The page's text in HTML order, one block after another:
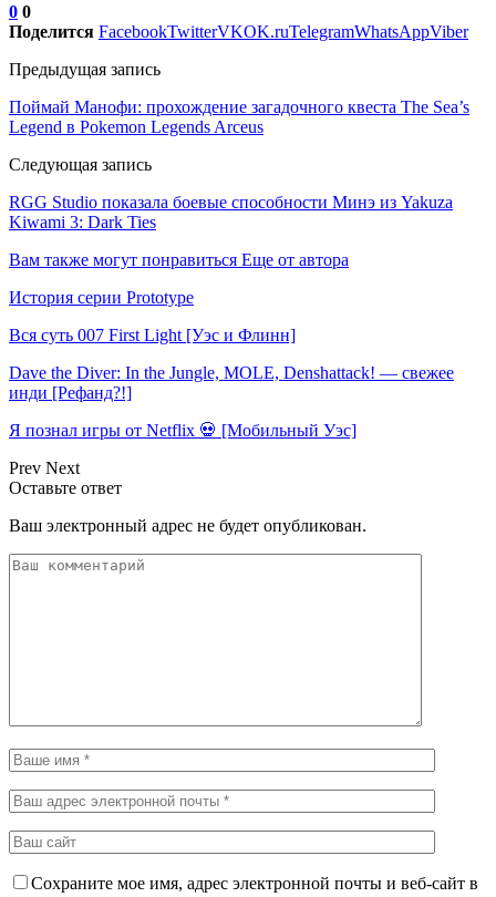
0 0
Поделится FacebookTwitterVKOK.ruTelegramWhatsAppViber
Предыдущая запись
Поймай Манофи: прохождение загадочного квеста The Sea’s
Legend в Pokemon Legends Arceus
Следующая запись
RGG Studio показала боевые способности Минэ из Yakuza
Kiwami 3: Dark Ties
Вам также могут понравиться Еще от автора
История серии Prototype
Вся суть 007 First Light [Уэс и Флинн]
Dave the Diver: In the Jungle, MOLE, Denshattack! — свежее
инди [Рефанд?!]
Я познал игры от Netflix 💀 [Мобильный Уэс]
Prev Next
Оставьте ответ
Ваш электронный адрес не будет опубликован.
Сохраните мое имя, адрес электронной почты и веб-сайт в